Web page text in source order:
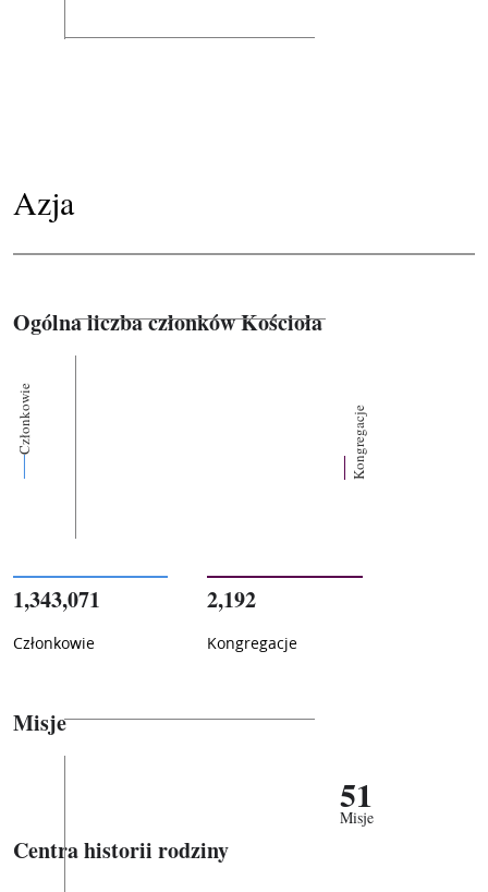
Azja
Ogólna liczba członków Kościoła
Członkowie Kongregacje
1,343,071
Członkowie
2,192
Kongregacje
Misje
51
Misje
Centra historii rodziny